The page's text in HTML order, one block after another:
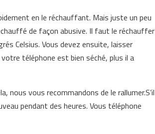
en le réchauffant. Mais juste un peu
de façon abusive. Il faut le réchauffer
Celsius. Vous devez ensuite, laisser
téléphone est bien séché, plus il a
nous vous recommandons de le rallumer.S’il
pendant des heures. Vous téléphone